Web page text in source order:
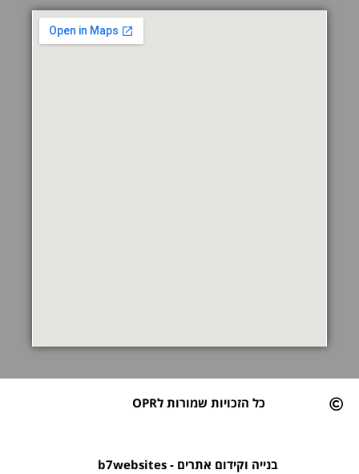
כל הזכויות שמורות לOPR
בנייה וקידום אתרים - b7websites